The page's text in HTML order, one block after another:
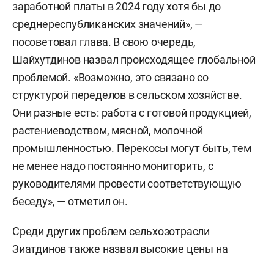
заработной платы в 2024 году хотя бы до
среднереспубликанских значений», —
посоветовал глава. В свою очередь,
Шайхутдинов назвал происходящее глобальной
проблемой. «Возможно, это связано со
структурой переделов в сельском хозяйстве.
Они разные есть: работа с готовой продукцией,
растениеводством, мясной, молочной
промышленностью. Перекосы могут быть, тем
не менее надо постоянно мониторить, с
руководителями провести соответствующую
беседу», — отметил он.
Среди других проблем сельхозотрасли
Зиатдинов также назвал высокие цены на